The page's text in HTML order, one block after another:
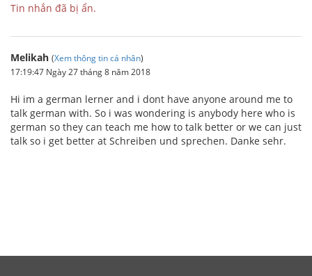
Tin nhắn đã bị ẩn.
Melikah (Xem thông tin cá nhân)
17:19:47 Ngày 27 tháng 8 năm 2018
Hi im a german lerner and i dont have anyone around me to
talk german with. So i was wondering is anybody here who is
german so they can teach me how to talk better or we can just
talk so i get better at Schreiben und sprechen. Danke sehr.